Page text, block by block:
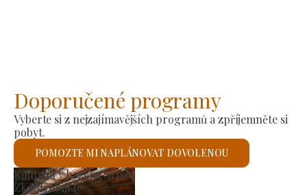
Doporučené programy
Vyberte si z nejzajímavějších programů a zpříjemněte si
pobyt.
POMOZTE MI NAPLÁNOVAT DOVOLENOU
Výrobní trh
Zkontroluji to